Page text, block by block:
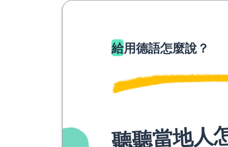
給用德語怎麼說？
聽聽當地人